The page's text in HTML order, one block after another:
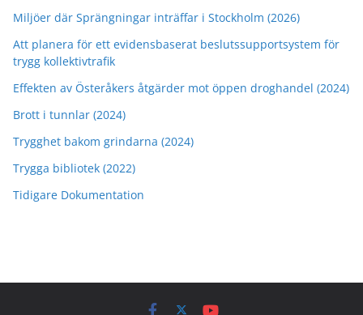
Miljöer där Sprängningar inträffar i Stockholm (2026)
Att planera för ett evidensbaserat beslutssupportsystem för
trygg kollektivtrafik
Effekten av Österåkers åtgärder mot öppen droghandel (2024)
Brott i tunnlar (2024)
Trygghet bakom grindarna (2024)
Trygga bibliotek (2022)
Tidigare Dokumentation